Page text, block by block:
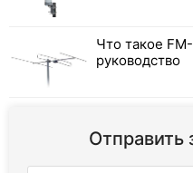
Что такое
руководство
Отправить